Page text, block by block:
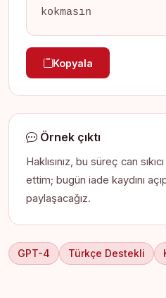
kokmasın
Kopyala
Örnek çıktı
Haklısınız, bu süreç can
ettim; bugün iade kaydını
paylaşacağız.
GPT-4 Türkçe Destekli